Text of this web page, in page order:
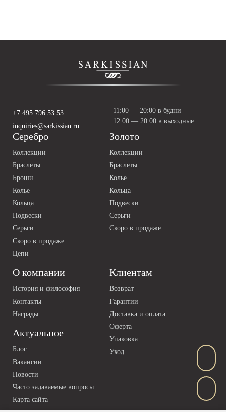
О компании
История и философия
Контакты
Награды
Актуальное
Блог
Вакансии
Новости
Часто задаваемые вопросы
Карта сайта
Клиентам
Возврат
Гарантии
Доставка и оплата
Оферта
Упаковка
Уход
Серебро
Коллекции
Браслеты
Броши
Колье
Кольца
Подвески
Серьги
Скоро в продаже
Цепи
Золото
Коллекции
Браслеты
Колье
Кольца
Подвески
Серьги
Скоро в продаже
+7 495 796 53 53
inquiries@sarkissian.ru
11:00 — 20:00 в будни
12:00 — 20:00 в выходные